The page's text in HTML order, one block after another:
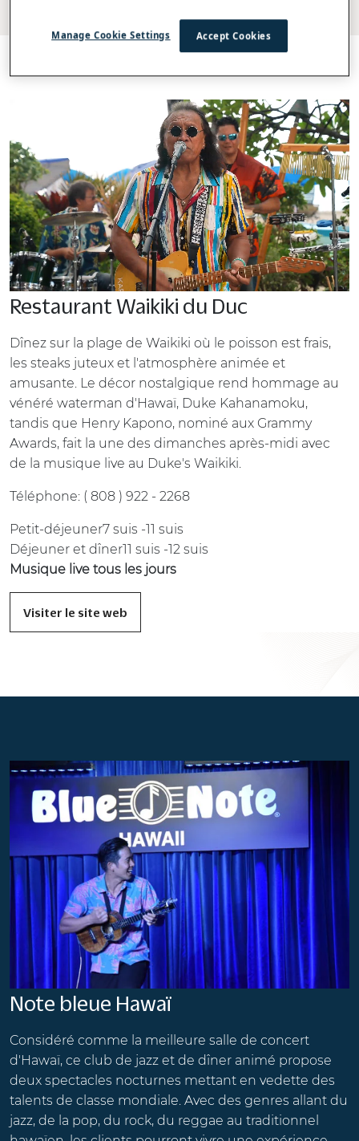
Restaurant Waikiki du Duc
Dînez sur la plage de Waikiki où le poisson est frais,
les steaks juteux et l'atmosphère animée et
amusante. Le décor nostalgique rend hommage au
vénéré waterman d'Hawaï, Duke Kahanamoku,
tandis que Henry Kapono, nominé aux Grammy
Awards, fait la une des dimanches après-midi avec
de la musique live au Duke's Waikiki.
Téléphone: ( 808 ) 922 - 2268
Petit-déjeuner7 suis -11 suis
Déjeuner et dîner11 suis -12 suis
Musique live tous les jours
Visiter le site web
Note bleue Hawaï
Considéré comme la meilleure salle de concert
d'Hawaï, ce club de jazz et de dîner animé propose
deux spectacles nocturnes mettant en vedette des
talents de classe mondiale. Avec des genres allant du
jazz, de la pop, du rock, du reggae au traditionnel
Accept Cookies
Manage Cookie Settings